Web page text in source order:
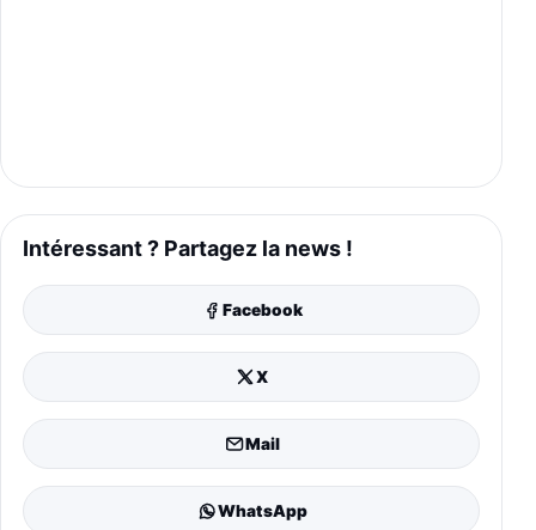
Intéressant ? Partagez la news !
Facebook
X
Mail
WhatsApp